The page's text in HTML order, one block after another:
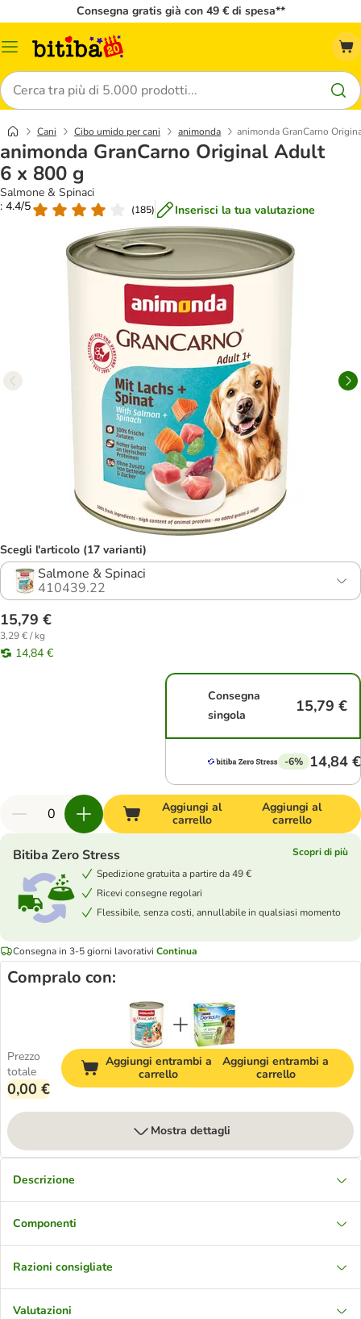
Consegna gratis già con 49 € di spesa**
Overview
Cerca
Cani Cibo umido per cani animonda animonda GranCarno
animonda GranCarno Original Adult
6 x 800 g
Salmone & Spinaci
: 4.4/5
(185) Inserisci la tua valutazione
Scegli l'articolo (17 varianti)
Salmone & Spinaci
410439.22
15,79 €
3,29 € / kg
14,84 €
Consegna
singola
15,79 €
-6% 14,84 €
Aggiungi al
carrello
Aggiungi al
carrello
Bitiba Zero Stress
Scopri di più
Spedizione gratuita a partire da 49 €
Ricevi consegne regolari
Flessibile, senza costi, annullabile in qualsiasi momento
Consegna in 3-5 giorni lavorativi Continua
Compralo con:
Prezzo
totale
0,00 €
Aggiungi entrambi a
carrello
Aggiungi entrambi a
carrello
Mostra dettagli
Descrizione
Componenti
Razioni consigliate
Valutazioni